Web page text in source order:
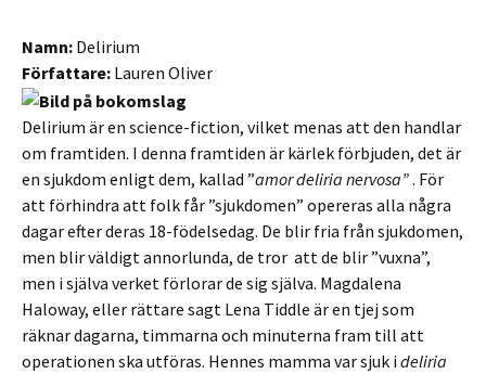
Namn: Delirium
Författare: Lauren Oliver
Delirium är en science-fiction, vilket menas att den handlar
om framtiden. I denna framtiden är kärlek förbjuden, det är
en sjukdom enligt dem, kallad ”amor deliria nervosa”. För
att förhindra att folk får ”sjukdomen” opereras alla några
dagar efter deras 18-födelsedag. De blir fria från sjukdomen,
men blir väldigt annorlunda, de tror att de blir ”vuxna”,
men i själva verket förlorar de sig själva. Magdalena
Haloway, eller rättare sagt Lena Tiddle är en tjej som
räknar dagarna, timmarna och minuterna fram till att
operationen ska utföras. Hennes mamma var sjuk i deliria